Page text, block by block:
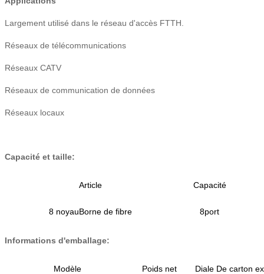
Largement utilisé dans le réseau d'accès FTTH.
Réseaux de télécommunications
Réseaux CATV
Réseaux de communication de données
Réseaux locaux
Capacité et taille:
Article Capacité
8 noyauBorne de fibre 8port
Informations d'emballage:
Modèle Poids net Diale De carton